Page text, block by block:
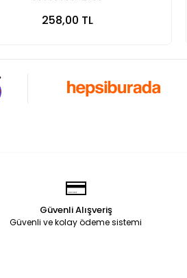
258,00 TL
Güvenli Alışveriş
Güvenli ve kolay ödeme sistemi